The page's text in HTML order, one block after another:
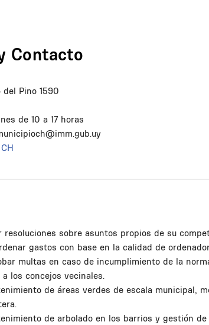
Contacto
Pino 1590
de 10 a 17 horas
resoluciones sobre asuntos propios de su
gastos con base en la calidad de
multas en caso de incumplimiento de la
los concejos vecinales.
de áreas verdes de escala municipal,
de arbolado en los barrios y gestión